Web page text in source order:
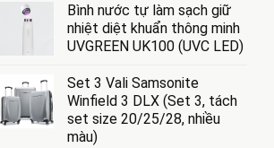
Bình nước tự làm sạch giữ
nhiệt diệt khuẩn thông minh
UVGREEN UK100 (UVC LED)
Set 3 Vali Samsonite
Winfield 3 DLX (Set 3, tách
set size 20/25/28, nhiều
màu)